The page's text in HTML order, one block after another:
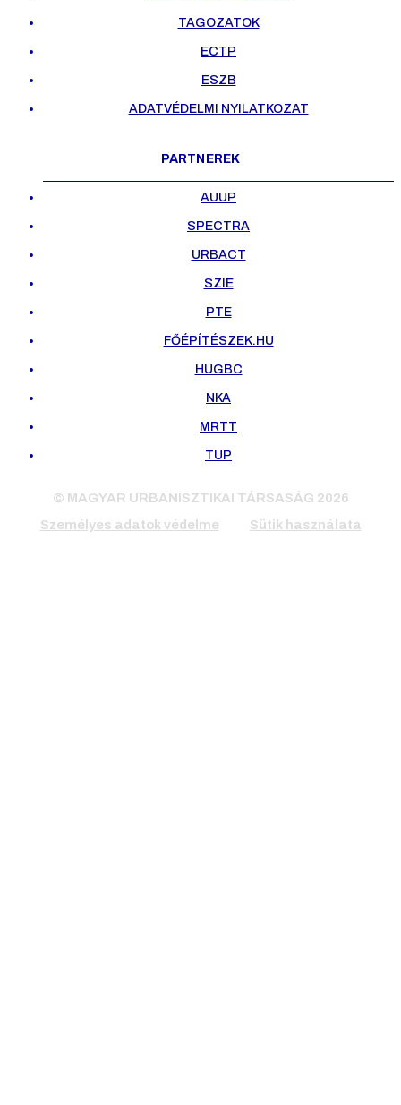
TAGOZATOK
ECTP
ESZB
ADATVÉDELMI NYILATKOZAT
PARTNEREK
AUUP
SPECTRA
URBACT
SZIE
PTE
FŐÉPÍTÉSZEK.HU
HUGBC
NKA
MRTT
TUP
© MAGYAR URBANISZTIKAI TÁRSASÁG 2026
Személyes adatok védelme
Sütik használata